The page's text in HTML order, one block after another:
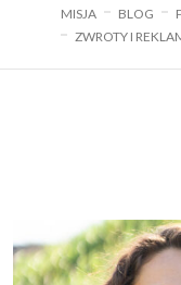
MISJA BLOG
ZWROTY I